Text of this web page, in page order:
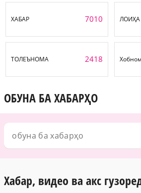
ХАБАР 7010 ЛОИҲА
ТОЛЕЪНОМА 2418
ОБУНА БА ХАБАРҲО
Хабар, видео ва акс